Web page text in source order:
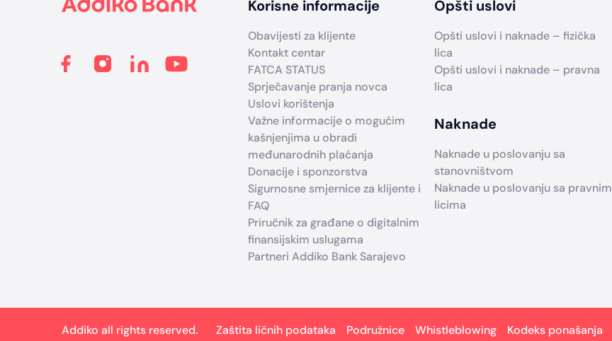
Korisne informacije
Obavijesti za klijente
Kontakt centar
FATCA STATUS
Sprječavanje pranja novca
Uslovi korištenja
Važne informacije o mogućim
kašnjenjima u obradi
međunarodnih plaćanja
Donacije i sponzorstva
Sigurnosne smjernice za klijente i
FAQ
Priručnik za građane o digitalnim
finansijskim uslugama
Partneri Addiko Bank Sarajevo
Opšti uslovi
Opšti uslovi i naknade – fizička
lica
Opšti uslovi i naknade – pravna
lica
Naknade
Naknade u poslovanju sa
stanovništvom
Naknade u poslovanju sa pravnim
licima
Addiko all rights reserved. Zaštita ličnih podataka Podružnice Whistleblowing Kodeks ponašanja